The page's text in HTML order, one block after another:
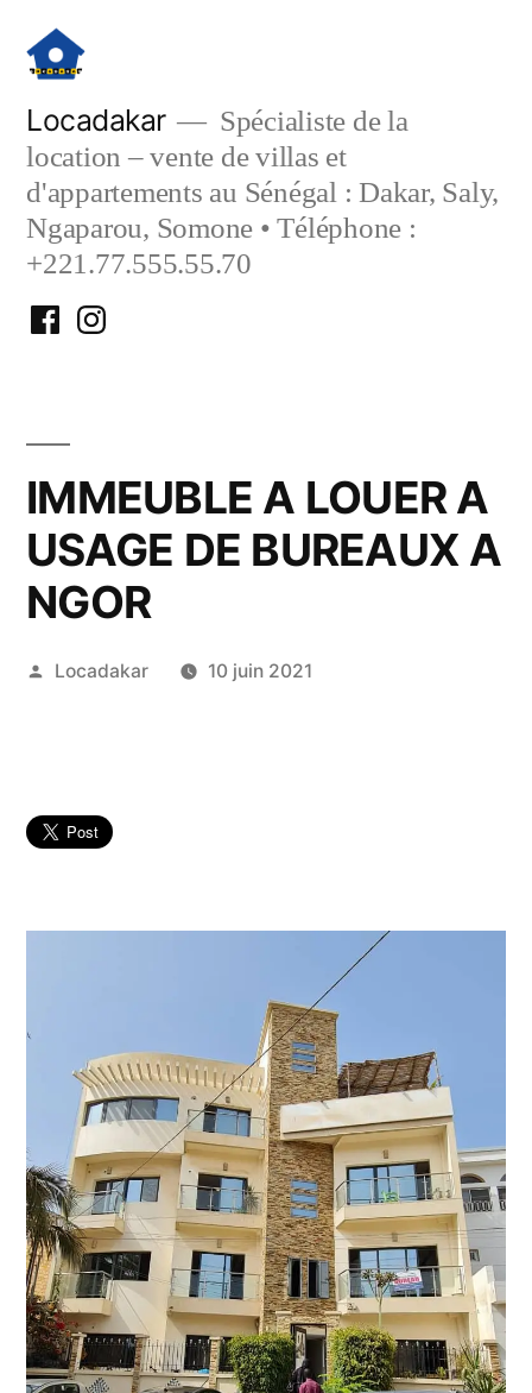
contenu
Locadakar
Spécialiste de la
location – vente de villas et
d'appartements au Sénégal : Dakar, Saly,
Ngaparou, Somone • Téléphone :
+221.77.555.55.70
FacebookInstagram
IMMEUBLE A LOUER A
USAGE DE BUREAUX A
NGOR
Publié
Locadakar 10 juin 2021